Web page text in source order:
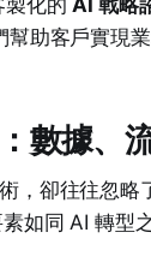
助客戶實現業
數據、
，卻往往忽
同 AI 轉型